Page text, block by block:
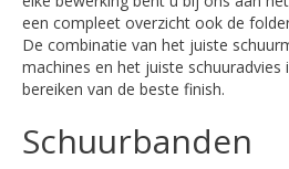
een compleet overzicht ook de
De combinatie van het juiste
machines en het juiste
bereiken van de beste finish.
Schuurbanden